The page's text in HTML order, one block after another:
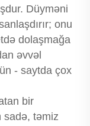
Düyməni
onu
dolaşmağa
əvvəl
- saytda çox
bir
sadə, təmiz